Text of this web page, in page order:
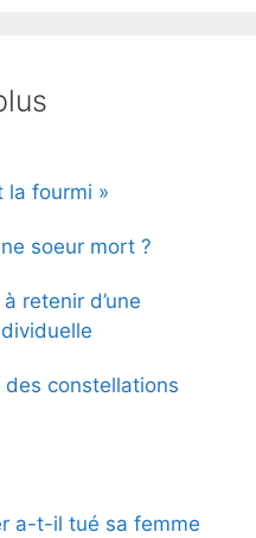
la fourmi »
soeur mort ?
retenir d’une
constellations
a-t-il tué sa femme